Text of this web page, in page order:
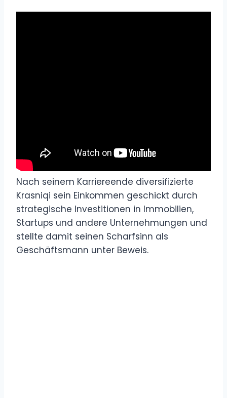
Nach seinem Karriereende diversifizierte
Krasniqi sein Einkommen geschickt durch
strategische Investitionen in Immobilien,
Startups und andere Unternehmungen und
stellte damit seinen Scharfsinn als
Geschäftsmann unter Beweis.